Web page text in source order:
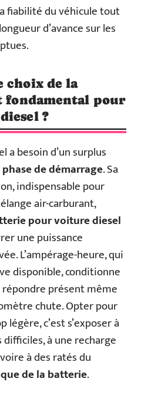
fiabilité du véhicule tout
d’avance sur les
choix de la
fondamental pour
?
a besoin d’un surplus
phase de démarrage. Sa
indispensable pour
air-carburant,
pour voiture diesel
une puissance
L’ampérage-heure, qui
disponible, conditionne
présent même
chute. Opter pour
c’est s’exposer à
à une recharge
à des ratés du
de la batterie.